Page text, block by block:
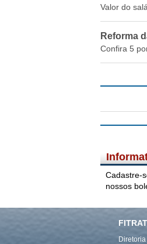
Valor do
Reforma
Confira 5
Cadastre-
nossos
Diretoria